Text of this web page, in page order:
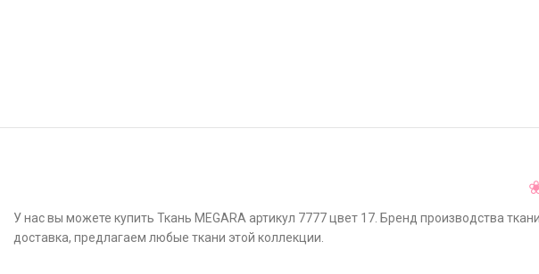
У нас вы можете купить Ткань MEGARA артикул 7777 цвет 17. Бренд производства
доставка, предлагаем любые ткани этой коллекции.